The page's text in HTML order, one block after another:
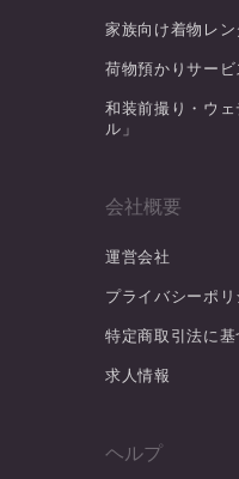
家族向け着物レン
荷物預かりサービ
和装前撮り・ウ
ル」
会社概要
運営会社
プライバシーポリ
特定商取引法に
求人情報
ヘルプ